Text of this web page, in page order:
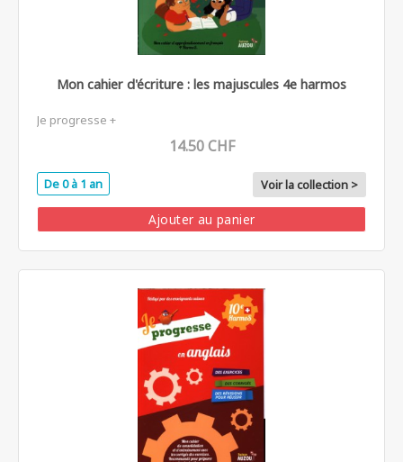
Mon cahier d'écriture : les majuscules 4e harmos
Je progresse +
14.50 CHF
De 0 à 1 an Voir la collection >
Ajouter au panier